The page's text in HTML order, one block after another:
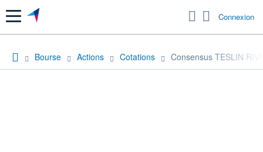
Menu Connexion
Bourse Actions Cotations Consensus TESLIN